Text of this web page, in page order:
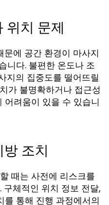
위치 문제
문에 공간 환경이 마사지
니다. 불편한 온도나 조
지의 집중도를 떨어뜨릴
가 불명확하거나 접근성
어려움이 있을 수 있습니
조치
때는 사전에 리스크를
체적인 위치 정보 전달,
를 통해 진행 과정에서의